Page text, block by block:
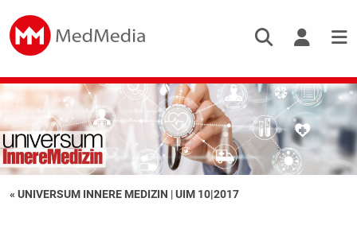
« UNIVERSUM INNERE MEDIZIN |UIM 10|2017